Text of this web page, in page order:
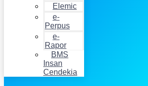
Elemic
e-
Perpus
e-
Rapor
BMS
Insan
Cendekia